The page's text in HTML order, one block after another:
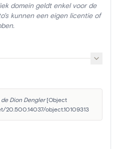
domein geldt enkel voor de
kunnen een eigen licentie of
Dion Dengler [Object
20.500.14037/object.10109313